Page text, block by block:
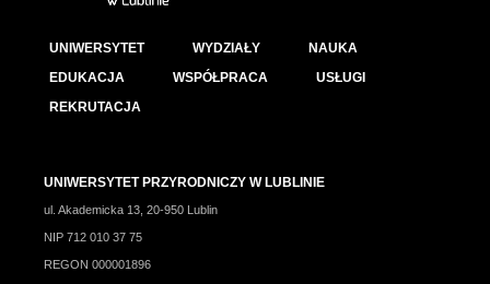
UNIWERSYTET WYDZIAŁY
NAUKA
EDUKACJA
WSPÓŁPRACA
USŁUGI
REKRUTACJA
UNIWERSYTET PRZYRODNICZY W LUBLINIE
ul. Akademicka 13, 20-950 Lublin
NIP 712 010 37 75
REGON 000001896